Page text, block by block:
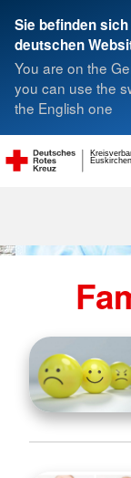
Sie befinden
deutschen
You are on the
you can use the
the English one
Suche